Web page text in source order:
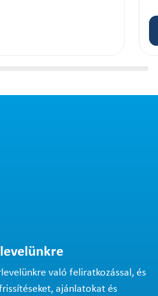
való feliratkozással, és
ajánlatokat és